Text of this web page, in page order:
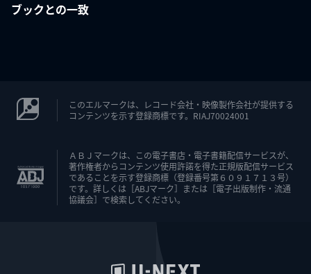
ブックとの一致
このエルマークは、レコード会社・映像製作会社が提供する
コンテンツを示す登録商標です。RIAJ70024001
ＡＢＪマークは、この電子書店・電子書籍配信サービスが、
著作権者からコンテンツ使用許諾を得た正規版配信サービス
であることを示す登録商標（登録番号第６０９１７１３号）
です。詳しくは［ABJマーク］または［電子出版制作・流通
協議会］で検索してください。